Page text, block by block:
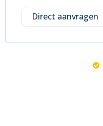
Direct aanvragen